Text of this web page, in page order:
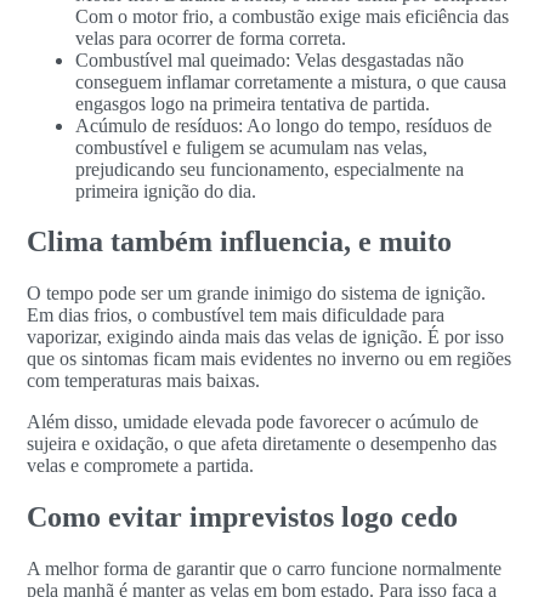
Com o motor frio, a combustão exige mais eficiência das
velas para ocorrer de forma correta.
Combustível mal queimado: Velas desgastadas não
conseguem inflamar corretamente a mistura, o que causa
engasgos logo na primeira tentativa de partida.
Acúmulo de resíduos: Ao longo do tempo, resíduos de
combustível e fuligem se acumulam nas velas,
prejudicando seu funcionamento, especialmente na
primeira ignição do dia.
Clima também influencia, e muito
O tempo pode ser um grande inimigo do sistema de ignição.
Em dias frios, o combustível tem mais dificuldade para
vaporizar, exigindo ainda mais das velas de ignição. É por isso
que os sintomas ficam mais evidentes no inverno ou em regiões
com temperaturas mais baixas.
Além disso, umidade elevada pode favorecer o acúmulo de
sujeira e oxidação, o que afeta diretamente o desempenho das
velas e compromete a partida.
Como evitar imprevistos logo cedo
A melhor forma de garantir que o carro funcione normalmente
pela manhã é manter as velas em bom estado. Para isso faça a